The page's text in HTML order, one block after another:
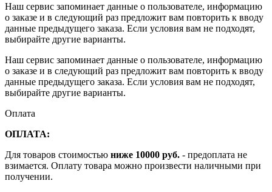
Наш сервис запоминает данные о пользователе, информацию
о заказе и в следующий раз предложит вам повторить к вводу
данные предыдущего заказа. Если условия вам не подходят,
выбирайте другие варианты.
Наш сервис запоминает данные о пользователе, информацию
о заказе и в следующий раз предложит вам повторить к вводу
данные предыдущего заказа. Если условия вам не подходят,
выбирайте другие варианты.
Оплата
ОПЛАТА:
Для товаров стоимостью ниже 10000 руб. - предоплата не
взимается. Оплату товара можно произвести наличными при
получении.